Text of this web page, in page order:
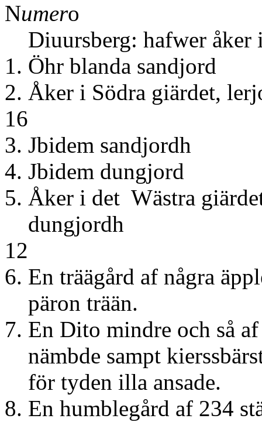
Numero
Diuursberg: hafwer åker
1. Öhr
2. Åker i Södra
16
3. Jbidem
4. Jbidem
5. Åker i det Wästra
12
6. En träägård af några
päron trään.
7. En Dito mindre och så
nämbde sampt
för tyden illa ansade.
8. En humblegård af 234